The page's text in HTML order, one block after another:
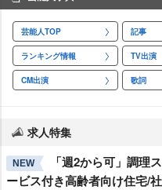
芸能人TOP 記事
ランキング情報 TV出演
CM出演 歌詞
求人特集
NEW
「週2から可」調理
ービス付き高齢者向け住宅/